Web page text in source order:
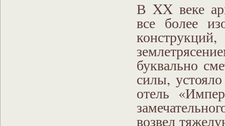
В XX веке
все более
буквально
силы,
отель
возвел